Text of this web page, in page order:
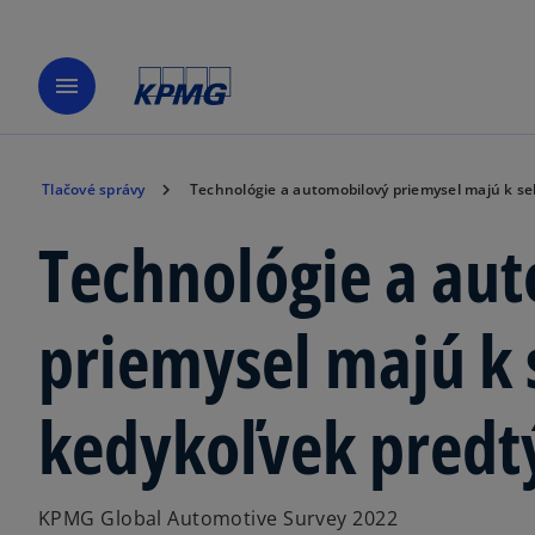
menu
Tlačové správy Technológie a automobilový priemysel majú k
Technológie a
priemysel majú k
kedykoľvek
KPMG Global Automotive Survey 2022